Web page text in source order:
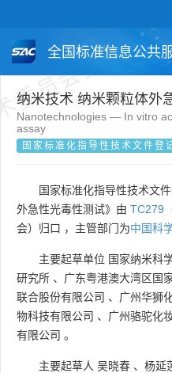
全国标准信息公共
国家标准 行
团体标准
员会自行
纳米技术 纳米颗粒体外
Nanotechnologies — In vitro
assay
国家标准化指导性技术文件登
国家标准化指导性技术文
外急性光毒性测试》由 TC279
会）归口 ，主管部门为中国科
主要起草单位 国家纳米科
研究所 、 广东粤港澳大湾区国
联合股份有限公司 、 广州华狮
物科技有限公司 、 广州骆驼化
有限公司 。
主要起草人 吴晓春 、 杨延